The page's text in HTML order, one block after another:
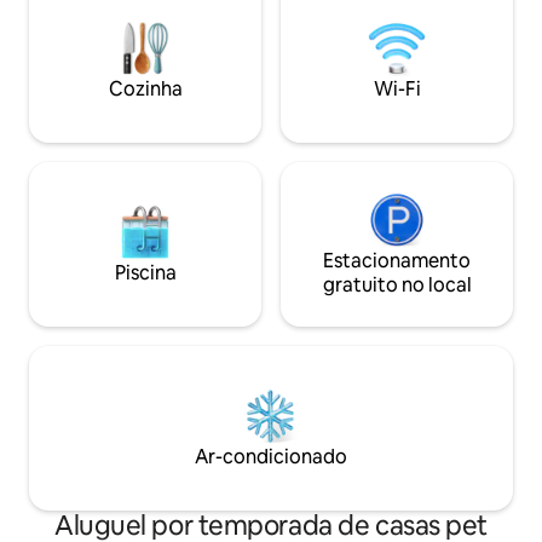
não são
estimação é
Cães no máximo,
discutido com o
Cozinha Wi-Fi
Piscina
Estacionamento
gratuito no local
Ar-condicionado
Aluguel por temporada de casas pet